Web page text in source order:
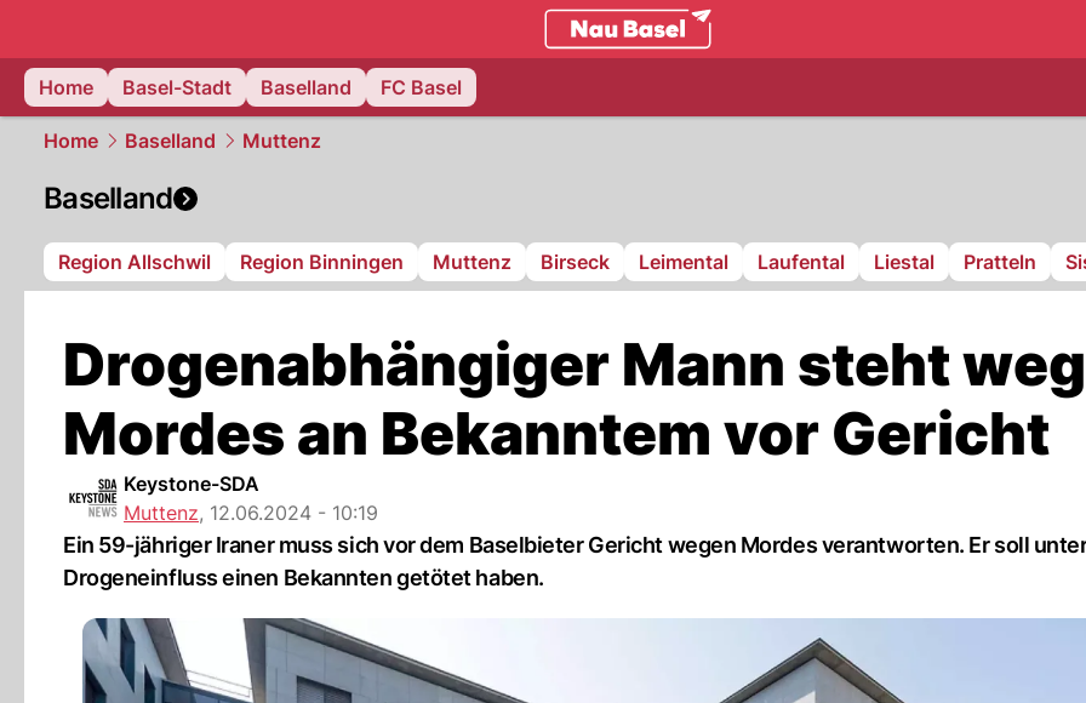
basel.
Home
Basel-Stadt Baselland FC Basel
Home Baselland Muttenz
Baselland
Region Allschwil Region Binningen Muttenz Birseck Leimental Laufental Liestal Pratteln
Drogenabhängiger Mann steht
Mordes an Bekanntem vor Gericht
Keystone-SDA
Muttenz, 12.06.2024 - 10:19
Ein 59-jähriger Iraner muss sich vor dem Baselbieter Gericht wegen Mordes verantworten. Er soll
Drogeneinfluss einen Bekannten getötet haben.